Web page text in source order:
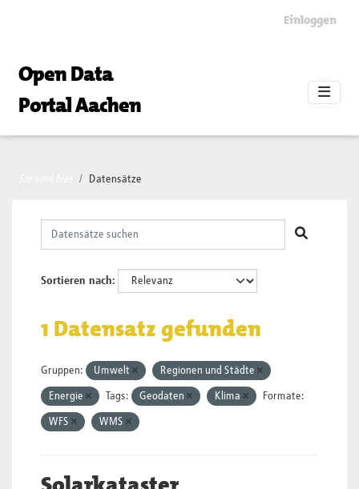
Einloggen
Open Data
Portal Aachen
Datensätze
Sortieren nach
1 Datensatz gefunden
Gruppen: Umwelt Regionen und Städte
Energie Tags: Geodaten Klima Formate:
WFS WMS